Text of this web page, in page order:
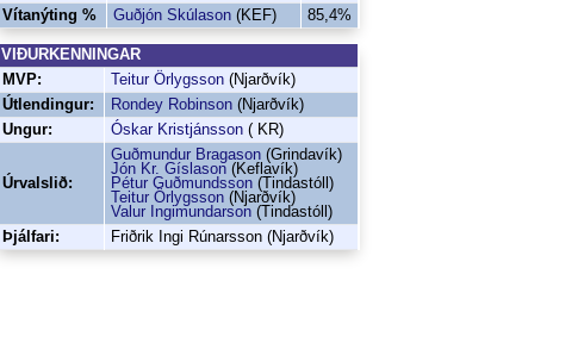
Vítanýting %
Guðjón Skúlason (KEF) 85,4%
VIÐURKENNINGAR
MVP:
Teitur Örlygsson (Njarðvík)
Útlendingur:
Rondey Robinson (Njarðvík)
Ungur:
Óskar Kristjánsson ( KR)
Úrvalslið:
Guðmundur Bragason (Grindavík)
Jón Kr. Gíslason (Keflavík)
Pétur Guðmundsson (Tindastóll)
Teitur Örlygsson (Njarðvík)
Valur Ingimundarson (Tindastóll)
Þjálfari:
Friðrik Ingi Rúnarsson (Njarðvík)